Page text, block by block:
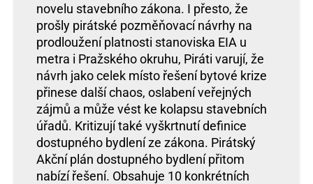
novelu stavebního zákona. I přesto, že
prošly pirátské pozměňovací návrhy na
prodloužení platnosti stanoviska EIA u
metra i Pražského okruhu, Piráti varují, že
návrh jako celek místo řešení bytové krize
přinese další chaos, oslabení veřejných
zájmů a může vést ke kolapsu stavebních
úřadů. Kritizují také vyškrtnutí definice
dostupného bydlení ze zákona. Pirátský
Akční plán dostupného bydlení přitom
nabízí řešení. Obsahuje 10 konkrétních